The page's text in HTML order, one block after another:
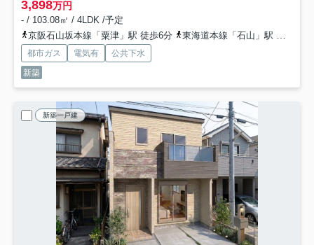
3,898万円
- / 103.08㎡ / 4LDK /予定
京阪石山坂本線「粟津」駅 徒歩6分
東海道本線「石山」駅 徒歩12分
都市ガス 電気有
公共下水
新築
新築一戸建